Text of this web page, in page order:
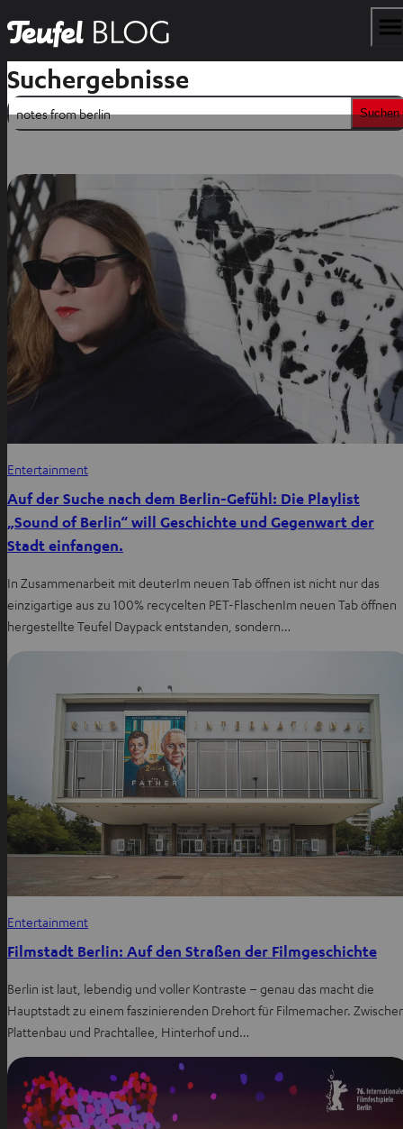
Suchergebnisse
Suchen Suchen
Entertainment
Auf der Suche nach dem Berlin-Gefühl: Die Playlist
„Sound of Berlin“ will Geschichte und Gegenwart der
Stadt einfangen.
In Zusammenarbeit mit deuterIm neuen Tab öffnen ist nicht nur das
einzigartige aus zu 100% recycelten PET-FlaschenIm neuen Tab öffnen
hergestellte Teufel Daypack entstanden, sondern…
Entertainment
Filmstadt Berlin: Auf den Straßen der Filmgeschichte
Berlin ist laut, lebendig und voller Kontraste – genau das macht die
Hauptstadt zu einem faszinierenden Drehort für Filmemacher.
Plattenbau und Prachtallee, Hinterhof und…